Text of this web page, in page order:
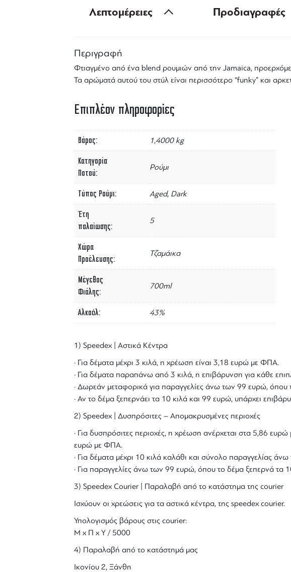
Λεπτομέρειες Προδιαγραφές
Περιγραφή
Φτιαγμένο από ένα blend ρουμιών από την Jamaica,
Τα αρώματά αυτού του στύλ είναι περισσότερο “funky” και
Επιπλέον πληροφορίες
Βάρος 1,4000 kg
Κατηγορία
Ποτού
Ρούμι
Τύπος Ρούμι Aged, Dark
Έτη
παλαίωσης
5
Χώρα
Προέλευσης
Τζαμάικα
Μέγεθος
Φιάλης
700ml
Αλκοόλ 43%
1) Speedex | Αστικά Κέντρα
· Για δέματα μέχρι 3 κιλά, η χρέωση είναι 3,18 ευρώ με ΦΠΑ.
· Για δέματα παραπάνω από 3 κιλά, η επιβάρυνση για κάθε
· Δωρεάν μεταφορικά για παραγγελίες άνω των 99 ευρώ, όπου
· Αν το δέμα ξεπερνάει τα 10 κιλά και 99 ευρώ, υπάρχει
2) Speedex | Δυσπρόσιτες – Απομακρυσμένες περιοχές
· Για δυσπρόσιτες περιοχές, η χρέωση ανέρχεται στα 5,86
ευρώ με ΦΠΑ.
· Για δέματα μέχρι 10 κιλά καλάθι και σύνολο παραγγελίας
· Για παραγγελίες άνω των 99 ευρώ, όπου το δέμα ξεπερνά
3) Speedex Courier | Παραλαβή από το κατάστημα της courier
Ισχύουν οι χρεώσεις για τα αστικά κέντρα, της speedex courier.
Υπολογισμός βάρους στις courier:
Μ x Π x Y / 5000
4) Παραλαβή από το κατάστημά μας
Ικονίου 2, Ξάνθη